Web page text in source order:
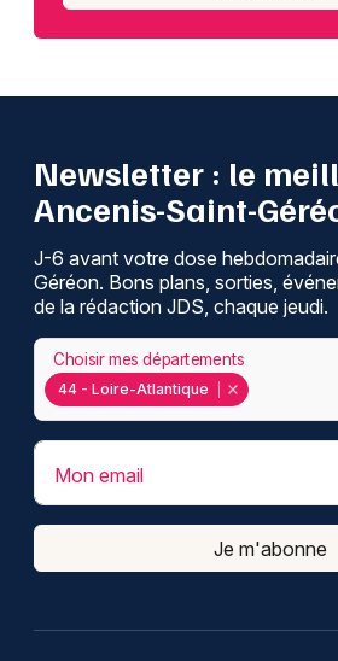
Newsletter : le
Ancenis-Saint-
J-6 avant votre dose
Géréon. Bons plans, sorties,
de la rédaction JDS, chaque jeudi.
44 - Loire-Atlantique
Choisir mes départements
Mon email
Je m'abonne